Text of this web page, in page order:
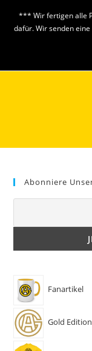
*** Wir fertigen alle
dafür. Wir senden
Abonniere
Fanartikel
Gold Edition